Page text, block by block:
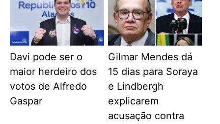
Davi pode ser o
maior herdeiro dos
votos de Alfredo
Gaspar
Gilmar Mendes dá
15 dias para Soraya
e Lindbergh
explicarem
acusação contra